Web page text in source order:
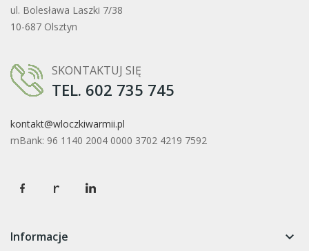
ul. Bolesława Laszki 7/38
10-687 Olsztyn
SKONTAKTUJ SIĘ
TEL. 602 735 745
kontakt@wloczkiwarmii.pl
mBank: 96 1140 2004 0000 3702 4219 7592
Informacje keyboard_arrow_down